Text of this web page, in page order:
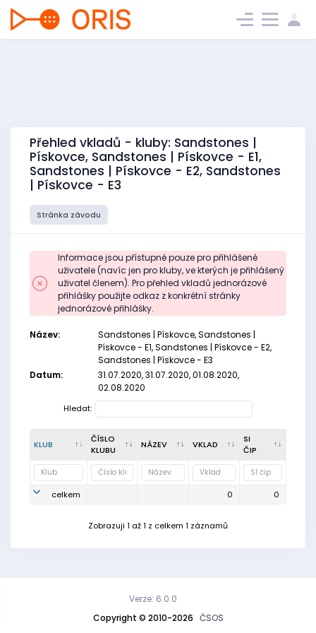
Přehled vkladů - kluby: Sandstones |
Pískovce, Sandstones | Pískovce - E1,
Sandstones | Pískovce - E2, Sandstones
| Pískovce - E3
Stránka závodu
Informace jsou přístupné pouze pro přihlášené
uživatele (navíc jen pro kluby, ve kterých je přihlášený
uživatel členem). Pro přehled vkladů jednorázové
přihlášky použijte odkaz z konkrétní stránky
jednorázové přihlášky.
Název:
Sandstones | Pískovce, Sandstones |
Pískovce - E1, Sandstones | Pískovce - E2,
Sandstones | Pískovce - E3
Datum:
31.07.2020, 31.07.2020, 01.08.2020,
02.08.2020
Hledat:
KLUB
ČÍSLO
KLUBU
NÁZEV VKLAD
SI
ČIP
celkem 0 0
Zobrazuji 1 až 1 z celkem 1 záznamů
Copyright © 2010-2026 ČSOS
Verze: 6.0.0